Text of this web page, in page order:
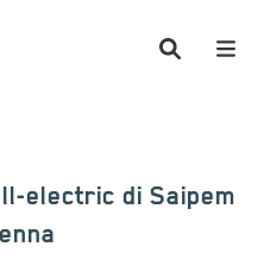
electric di Saipem